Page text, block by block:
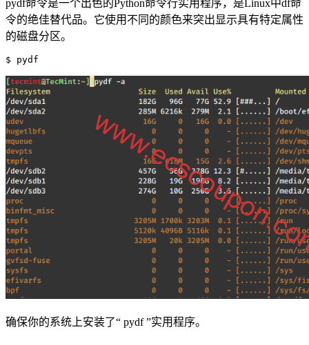
pydf命令是一个出色的Python命令行实用程序，是Linux中df命
令的绝佳替代品。它使用不同的颜色来突出显示具有特定属性
的磁盘分区。
$ pydf
确保你的系统上安装了“ pydf ”实用程序。